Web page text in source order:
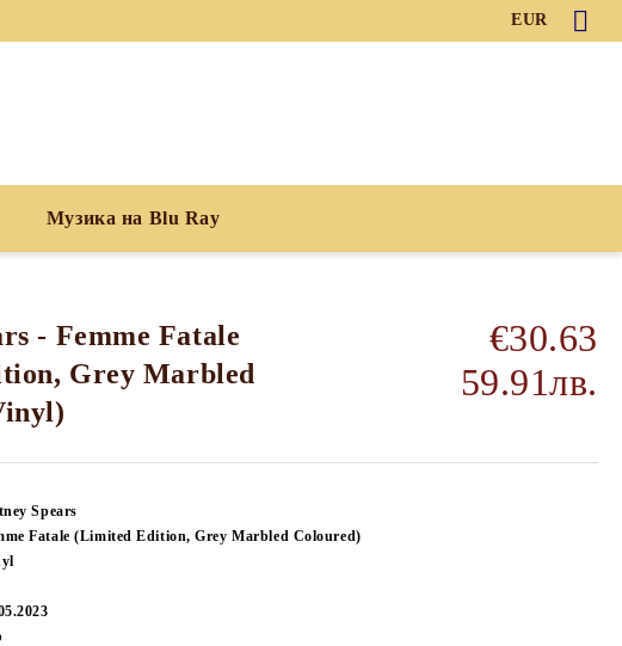
EUR
Музика на Blu Ray
- Femme Fatale
Grey Marbled
€30.63
59.91лв.
Spears
Fatale (Limited Edition, Grey Marbled Coloured)